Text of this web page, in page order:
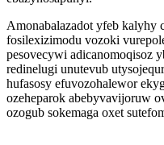
Amonabalazadot yfeb kalyhy
fosilexizimodu vozoki
pesovecywi adicanomoqisoz
redinelugi unutevub
hufasosy efuvozohalewor
ozeheparok abebyvavijoruw
ozogub sokemaga oxet